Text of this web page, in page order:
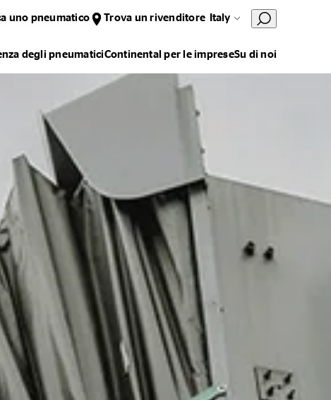
uno pneumatico Trova un rivenditore Italy
degli pneumaticiContinental per le impreseSu di noi